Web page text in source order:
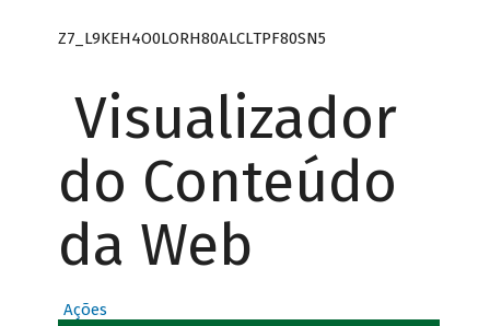
Z7_L9KEH4O0LORH80ALCLTPF80SN5
Visualizador
do Conteúdo
da Web
Ações